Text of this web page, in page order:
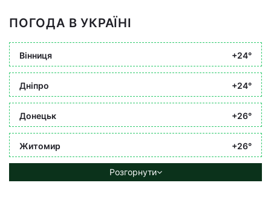
ПОГОДА В УКРАЇНІ
Вінниця +24°
Дніпро +24°
Донецьк +26°
Житомир +26°
Розгорнути